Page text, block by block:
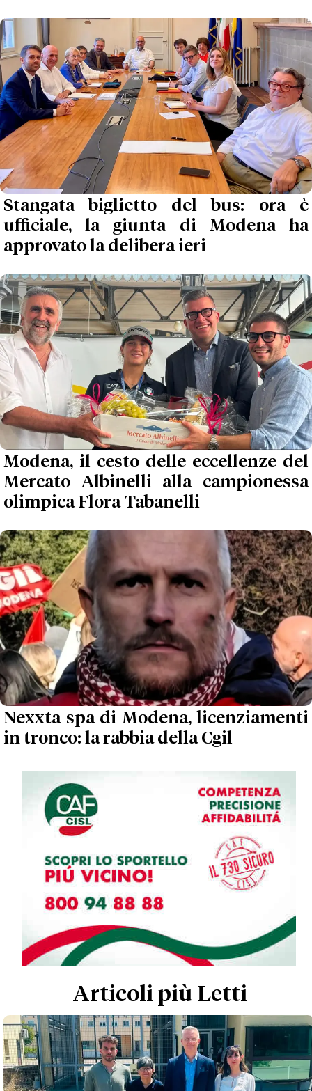
Stangata biglietto del bus: ora è
ufficiale, la giunta di Modena ha
approvato la delibera ieri
Modena, il cesto delle eccellenze del
Mercato Albinelli alla campionessa
olimpica Flora Tabanelli
Nexxta spa di Modena, licenziamenti
in tronco: la rabbia della Cgil
Articoli più Letti